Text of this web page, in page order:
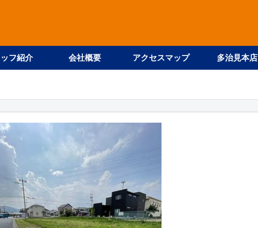
フ紹介 会社概要 アクセスマップ 多治見本店